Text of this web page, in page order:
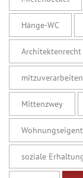
Hänge-WC
Architektenrecht
Mittenzwey
soziale